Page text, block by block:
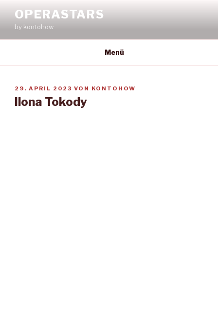
Inhalt
springen
OPERASTARS
by kontohow
Menü
VERÖFFENTLICHT
AM
29. APRIL 2023 VON KONTOHOW
Ilona Tokody